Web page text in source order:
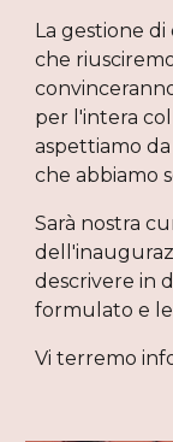
La gestione
che
per l'intera
aspettiamo
che abbiamo
Sarà nostra
descrivere in
formulato e
Vi terremo